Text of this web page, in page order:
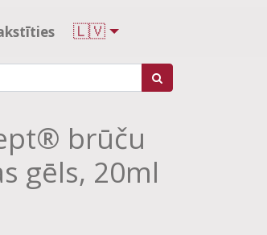
🇱🇻
brūču
gēls, 20ml